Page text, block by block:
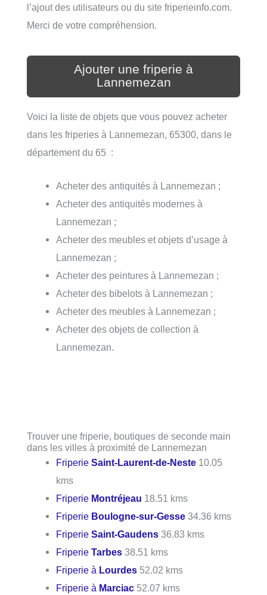
l’ajout des utilisateurs ou du site friperieinfo.com.
Merci de votre compréhension.
Ajouter une friperie à
Lannemezan
Voici la liste de objets que vous pouvez acheter
dans les friperies à Lannemezan, 65300, dans le
département du 65 :
Acheter des antiquités à Lannemezan ;
Acheter des antiquités modernes à
Lannemezan ;
Acheter des meubles et objets d’usage à
Lannemezan ;
Acheter des peintures à Lannemezan ;
Acheter des bibelots à Lannemezan ;
Acheter des meubles à Lannemezan ;
Acheter des objets de collection à
Lannemezan.
Trouver une friperie, boutiques de seconde main
dans les villes à proximité de Lannemezan
FriperieSaint-Laurent-de-Neste 10.05
kms
Friperie Montréjeau 18.51 kms
Friperie Boulogne-sur-Gesse 34.36 kms
FriperieSaint-Gaudens 36.83 kms
FriperieTarbes 38.51 kms
Friperie à Lourdes 52.02 kms
Friperie à Marciac 52.07 kms